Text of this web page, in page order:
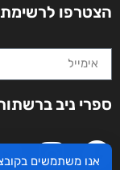
הצטרפו
ספרי ניב
אנו משתמשים